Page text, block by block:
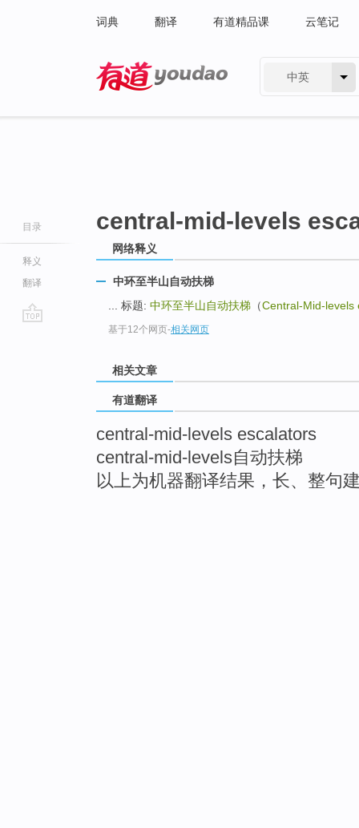
词典 翻译 有道精品课 云笔记
中英
目录
释义
翻译
central-mid-levels
网络释义
中环至半山自动扶梯
... 标题: 中环至半山自动扶梯 （Central-Mid-levels
基于12个网页-相关网页
相关文章
有道翻译
central-mid-levels escalators
central-mid-levels自动扶梯
以上为机器翻译结果，长、整句